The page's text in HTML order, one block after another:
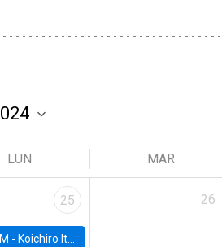
LUN MAR
25
- Koichiro Ito, University of Chicago
26